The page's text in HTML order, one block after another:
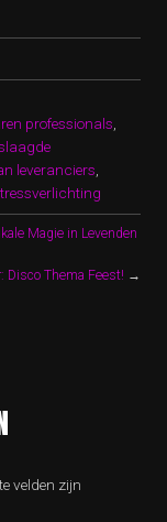
professionals
leveranciers
Magie in Levenden
Disco Thema Feest! →
velden zijn